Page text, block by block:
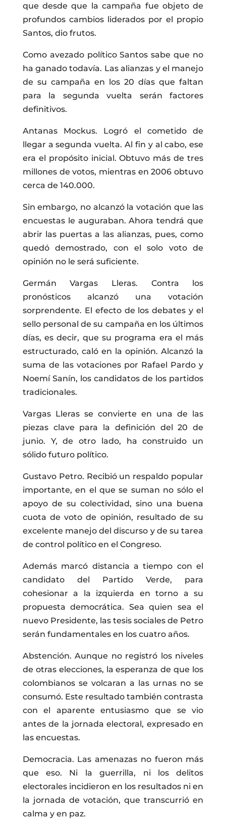
que desde que la campaña fue objeto de
profundos cambios liderados por el propio
Santos, dio frutos.
Como avezado político Santos sabe que no
ha ganado todavía. Las alianzas y el manejo
de su campaña en los 20 días que faltan
para la segunda vuelta serán factores
definitivos.
Antanas Mockus. Logró el cometido de
llegar a segunda vuelta. Al fin y al cabo, ese
era el propósito inicial. Obtuvo más de tres
millones de votos, mientras en 2006 obtuvo
cerca de 140.000.
Sin embargo, no alcanzó la votación que las
encuestas le auguraban. Ahora tendrá que
abrir las puertas a las alianzas, pues, como
quedó demostrado, con el solo voto de
opinión no le será suficiente.
Germán Vargas Lleras. Contra los
pronósticos alcanzó una votación
sorprendente. El efecto de los debates y el
sello personal de su campaña en los últimos
días, es decir, que su programa era el más
estructurado, caló en la opinión. Alcanzó la
suma de las votaciones por Rafael Pardo y
Noemí Sanín, los candidatos de los partidos
tradicionales.
Vargas Lleras se convierte en una de las
piezas clave para la definición del 20 de
junio. Y, de otro lado, ha construido un
sólido futuro político.
Gustavo Petro. Recibió un respaldo popular
importante, en el que se suman no sólo el
apoyo de su colectividad, sino una buena
cuota de voto de opinión, resultado de su
excelente manejo del discurso y de su tarea
de control político en el Congreso.
Además marcó distancia a tiempo con el
candidato del Partido Verde, para
cohesionar a la izquierda en torno a su
propuesta democrática. Sea quien sea el
nuevo Presidente, las tesis sociales de Petro
serán fundamentales en los cuatro años.
Abstención. Aunque no registró los niveles
de otras elecciones, la esperanza de que los
colombianos se volcaran a las urnas no se
consumó. Este resultado también contrasta
con el aparente entusiasmo que se vio
antes de la jornada electoral, expresado en
las encuestas.
Democracia. Las amenazas no fueron más
que eso. Ni la guerrilla, ni los delitos
electorales incidieron en los resultados ni en
la jornada de votación, que transcurrió en
calma y en paz.